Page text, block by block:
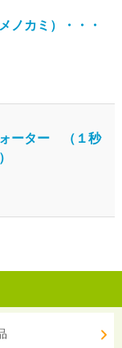
ノカミ）・・・
ォーター （１秒